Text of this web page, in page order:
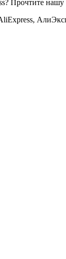
Прочтите